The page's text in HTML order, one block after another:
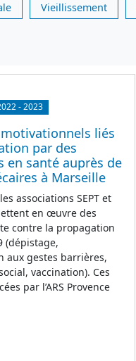
Vieillissement
-2023
liés
par des
en santé auprès de
à Marseille
associations SEPT et
en œuvre des
contre la propagation
(dépistage,
aux gestes barrières,
vaccination). Ces
par l’ARS Provence